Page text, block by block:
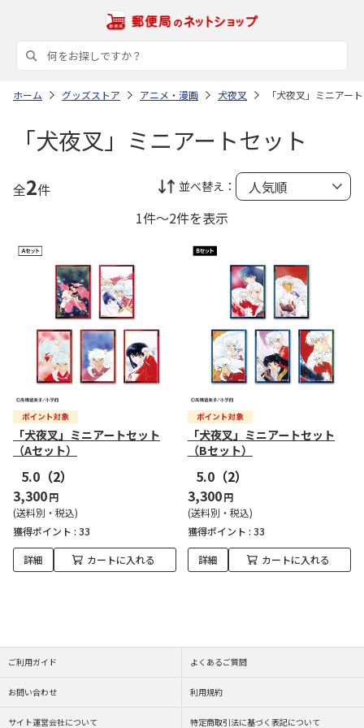
ホーム グッズストア アニメ・漫画 犬夜叉 「犬夜叉」ミニアー
「犬夜叉」ミニアートセット
全2件 並べ替え：
1件～2件を表示
「犬夜叉」ミニアートセット
（Aセット）
5.0 （2）
3,300円
(送料別・税込)
獲得ポイント : 33
詳細 カートに入れる
「犬夜叉」ミニアートセット
（Bセット）
5.0 （2）
3,300円
(送料別・税込)
獲得ポイント : 33
詳細 カートに入れる
ご利用ガイド よくあるご質問
お問い合わせ 利用規約
サイト運営会社について 特定商取引法に基づく表記について